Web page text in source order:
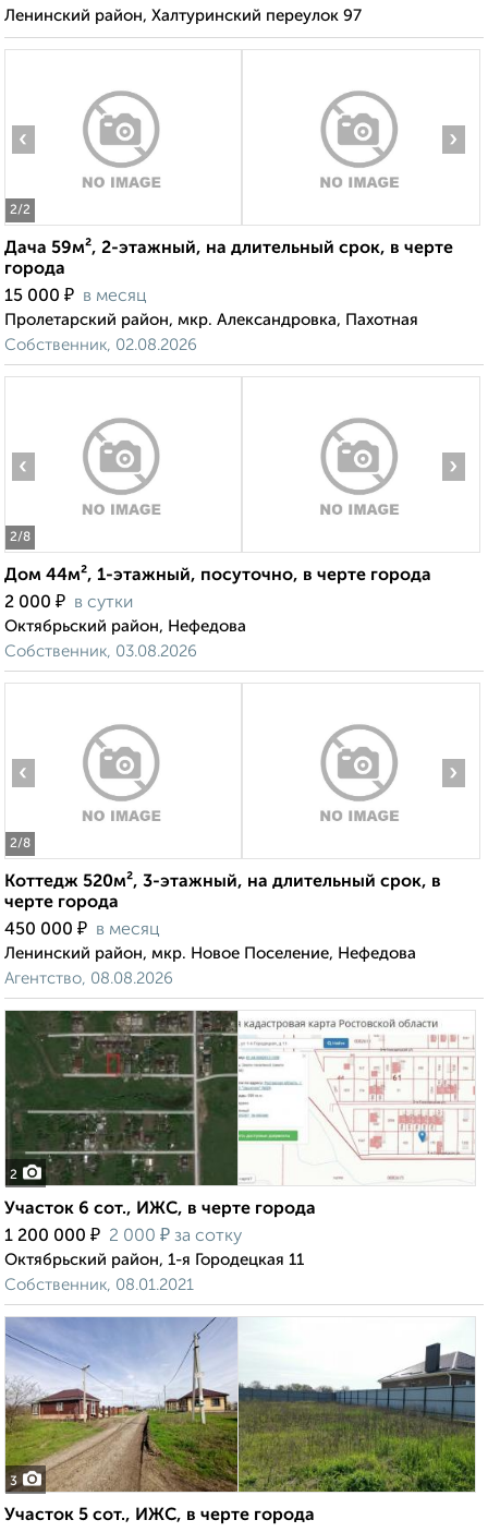
Ленинский район, Халтуринский переулок 97
2/2
‹ ›
Дача 59м², 2-этажный, на длительный срок, в черте
города
15 000 ₽ в месяц
Пролетарский район, мкр. Александровка, Пахотная
Собственник, 02.08.2026
2/8
‹ ›
Дом 44м², 1-этажный, посуточно, в черте города
2 000 ₽ в сутки
Октябрьский район, Нефедова
Собственник, 03.08.2026
2/8
‹ ›
Коттедж 520м², 3-этажный, на длительный срок, в
черте города
450 000 ₽ в месяц
Ленинский район, мкр. Новое Поселение, Нефедова
Агентство, 08.08.2026
2
Участок 6 сот., ИЖС, в черте города
1 200 000 ₽ 2 000 ₽ за сотку
Октябрьский район, 1-я Городецкая 11
Собственник, 08.01.2021
3
Участок 5 сот., ИЖС, в черте города